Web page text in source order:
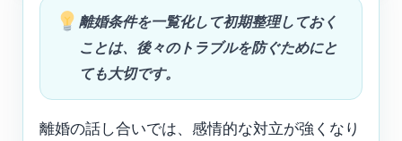
離婚条件を一覧化して初期整理しておく
ことは、後々のトラブルを防ぐためにと
ても大切です。
離婚の話し合いでは、感情的な対立が強くなり